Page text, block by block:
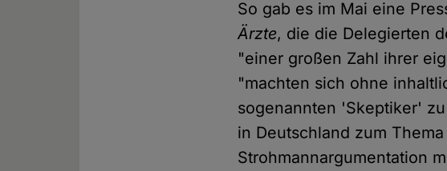
So gab es im Mai eine
Ärzte, die die Delegierten
"einer großen Zahl ihrer
"machten sich ohne
sogenannten 'Skeptiker'
in Deutschland zum
Strohmannargumentation